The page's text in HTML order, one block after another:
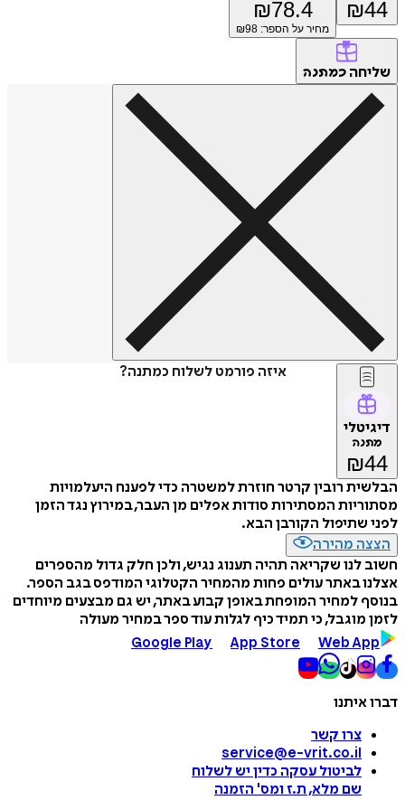
₪44
₪78.4
מחיר על הספר: ₪ 98
שליחה כמתנה
איזה פורמט לשלוח כמתנה?
דיגיטלי
מתנה
₪44
הבלשית רובין קרטר חוזרת למשטרה כדי לפענח היעלמויות
מסתוריות המסתירות סודות אפלים מן העבר, במירוץ נגד הזמן
לפני שתיפול הקורבן הבא.
הצצה מהירה
חשוב לנו שקריאה תהיה תענוג נגיש, ולכן חלק גדול מהספרים
אצלנו באתר עולים פחות מהמחיר הקטלוגי המודפס בגב הספר.
בנוסף למחיר המופחת באופן קבוע באתר, יש גם מבצעים מיוחדים
לזמן מוגבל, כי תמיד כיף לגלות עוד ספר במחיר מעולה
Google Play
App Store Web App
דברו איתנו
צרו קשר
service@e-vrit.co.il
לביטול עסקה כדין יש לשלוח
שם מלא, ת.ז ומס' הזמנה